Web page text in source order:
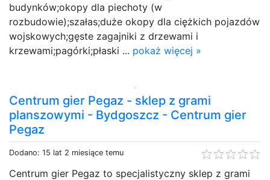
budynków;okopy dla piechoty (w
rozbudowie);szałas;duże okopy dla ciężkich pojazdów
wojskowych;gęste zagajniki z drzewami i
krzewami;pagórki;płaski ... pokaż więcej »
Centrum gier Pegaz - sklep z grami
planszowymi - Bydgoszcz - Centrum gier
Pegaz
Dodano: 15 lat 2 miesiące temu
Centrum gier Pegaz to specjalistyczny sklep z grami